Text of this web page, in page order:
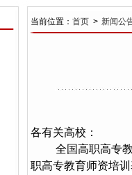
当前位置： 首页 > 新闻公
各有关高校：
全国高职高专
职高专教育师资培